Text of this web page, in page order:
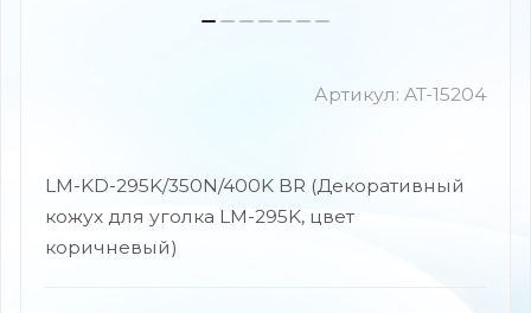
Артикул: AT-15204
LM-KD-295K/350N/400K BR (Декоративный
кожух для уголка LM-295K, цвет
коричневый)